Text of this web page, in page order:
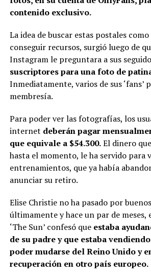
contenido exclusivo.
La idea de buscar estas postales
conseguir recursos, surgió luego de
Instagram le preguntara a sus
suscriptores para una foto de
Inmediatamente, varios de sus ‘fans’
membresía.
Para poder ver las fotografías, los
internet deberán pagar
que equivale a $54.300.El dinero
hasta el momento, le ha servido para
entrenamientos, que ya había
anunciar su retiro.
Elise Christie no ha pasado por
últimamente y hace un par de meses,
‘The Sun’ confesó que estaba
de su padre y que estaba
poder mudarse del Reino Unido y
recuperación en otro país europeo.